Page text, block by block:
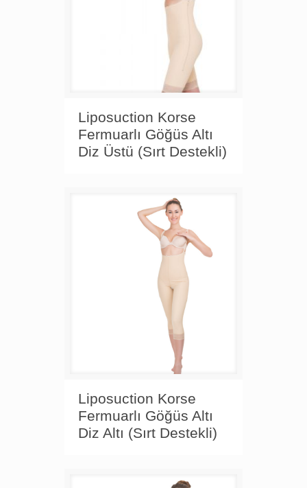
Liposuction Korse
Fermuarlı Göğüs Altı
Diz Üstü (Sırt Destekli)
Liposuction Korse
Fermuarlı Göğüs Altı
Diz Altı (Sırt Destekli)